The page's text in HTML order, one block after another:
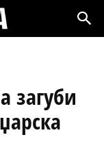
загуби